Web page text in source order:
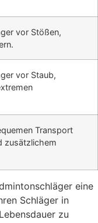
vor Stößen,
vor Staub,
Transport
zusätzlichem
eine
Schläger in
zu